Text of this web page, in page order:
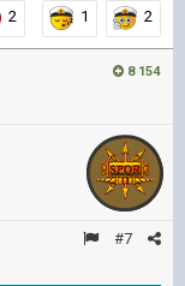
2 1 2
8 154
#7